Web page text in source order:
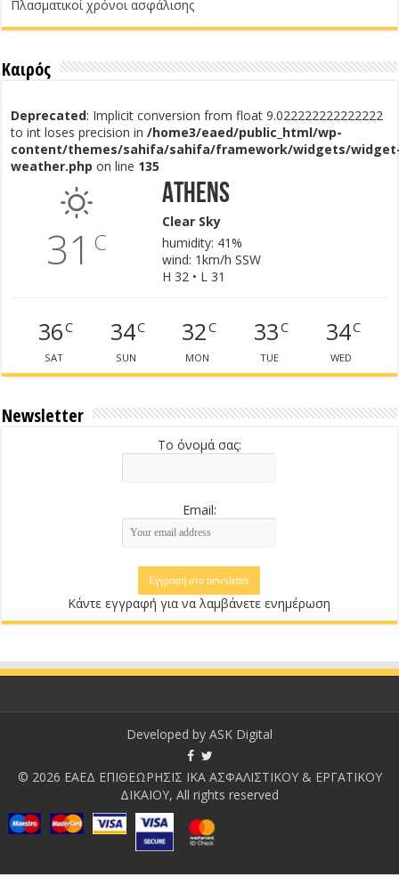
Πλασματικοί χρόνοι ασφάλισης
Καιρός
Deprecated: Implicit conversion from float 9.022222222222222
to int loses precision in/home3/eaed/public_html/wp-
content/themes/sahifa/sahifa/framework/widgets/
weather.php on line 135
31 C
Athens
Clear Sky
humidity: 41%
wind: 1km/h SSW
H 32 • L 31
36C
SAT
34C
SUN
32C
MON
33C
TUE
34C
WED
Newsletter
Το όνομά σας:
Email:
Κάντε εγγραφή για να λαμβάνετε ενημέρωση
Developed by ASK Digital
© 2026 ΕΑΕΔ ΕΠΙΘΕΩΡΗΣΙΣ ΙΚΑ ΑΣΦΑΛΙΣΤΙΚΟΥ & ΕΡΓΑΤΙΚΟΥ
ΔΙΚΑΙΟΥ, All rights reserved